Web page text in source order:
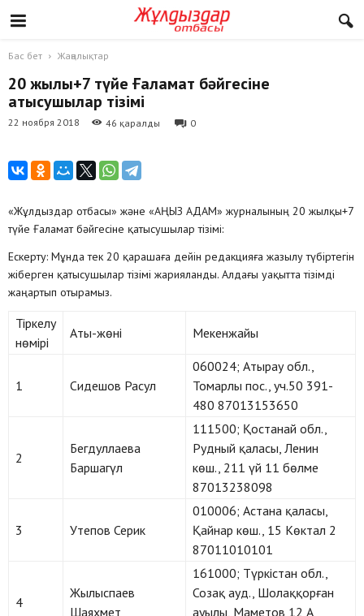
Бас бет Жаңалықтар
20 жылқы+7 түйе Ғаламат бәйгесіне
қатысушылар тізімі
22 ноября 2018 46 қаралды 0
«Жұлдыздар отбасы» және «АҢЫЗ АДАМ» журналының 20 жылқы+7
түйе Ғаламат бәйгесіне қатысушылар тізімі:
Ескерту: Мұнда тек 20 қарашаға дейін редакцияға жазылу түбіртегін
жіберген қатысушылар тізімі жарияланды. Алдағы уақытта тізімді
жаңартып отырамыз.
Тіркелу
нөмірі
Аты-жөні Мекенжайы
1 Сидешов Расул
060024; Атырау обл.,
Томарлы пос., уч.50 391-
480 87013153650
2
Бегдуллаева
Баршагүл
111500; Қостанай обл.,
Рудный қаласы, Ленин
көш., 211 үй 11 бөлме
87013238098
3 Утепов Серик
010006; Астана қаласы,
Қайнар көш., 15 Көктал 2
87011010101
4
Жылыспаев
Шаяхмет
161000; Түркістан обл.,
Созақ ауд., Шолаққорған
ауылы, Маметов 12 А